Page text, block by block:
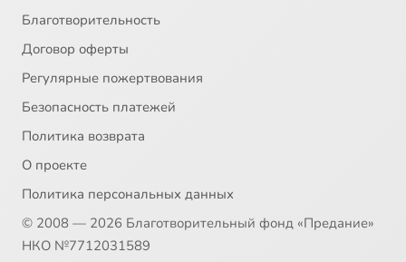
Благотворительность
Договор оферты
Регулярные пожертвования
Безопасность платежей
Политика возврата
О проекте
Политика персональных данных
© 2008 — 2026 Благотворительный фонд «Предание»
НКО №7712031589